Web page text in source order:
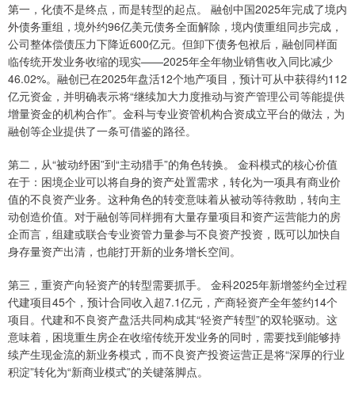
第一，化债不是终点，而是转型的起点。 融创中国2025年完成了境内
外债务重组，境外约96亿美元债务全面解除，境内债重组同步完成，
公司整体偿债压力下降近600亿元。但卸下债务包袱后，融创同样面
临传统开发业务收缩的现实——2025年全年物业销售收入同比减少
46.02%。融创已在2025年盘活12个地产项目，预计可从中获得约112
亿元资金，并明确表示将“继续加大力度推动与资产管理公司等能提供
增量资金的机构合作”。金科与专业资管机构合资成立平台的做法，为
融创等企业提供了一条可借鉴的路径。
第二，从“被动纾困”到“主动猎手”的角色转换。 金科模式的核心价值
在于：困境企业可以将自身的资产处置需求，转化为一项具有商业价
值的不良资产业务。这种角色的转变意味着从被动等待救助，转向主
动创造价值。对于融创等同样拥有大量存量项目和资产运营能力的房
企而言，组建或联合专业资管力量参与不良资产投资，既可以加快自
身存量资产出清，也能打开新的业务增长空间。
第三，重资产向轻资产的转型需要抓手。 金科2025年新增签约全过程
代建项目45个，预计合同收入超7.1亿元，产商轻资产全年签约14个
项目。代建和不良资产盘活共同构成其“轻资产转型”的双轮驱动。这
意味着，困境重生房企在收缩传统开发业务的同时，需要找到能够持
续产生现金流的新业务模式，而不良资产投资运营正是将“深厚的行业
积淀”转化为“新商业模式”的关键落脚点。